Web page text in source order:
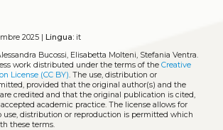
2025 | Lingua:it
Bucossi, Elisabetta Molteni, Stefania Ventra.
work distributed under the terms of the Creative
License (CC BY). The use, distribution or
provided that the original author(s) and the
credited and that the original publication is cited,
academic practice. The license allows for
use, distribution or reproduction is permitted which
these terms.